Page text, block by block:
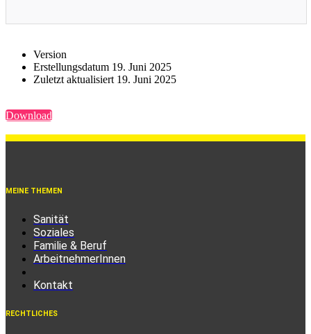
Version
Erstel­lungs­da­tum 19. Juni 2025
Zuletzt aktua­li­siert 19. Juni 2025
Down­load
MEINE THEMEN
Sanität
Soziales
Familie & Beruf
ArbeitnehmerInnen
Kontakt
RECHTLICHES